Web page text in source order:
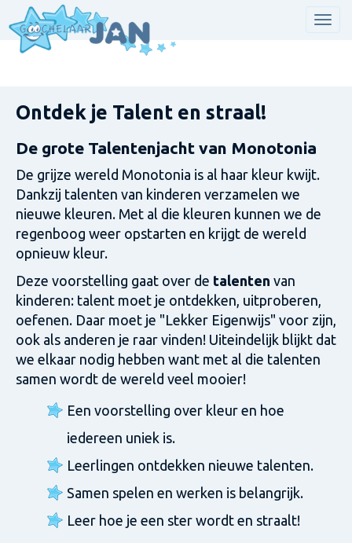
Ontdek je Talent en straal!
De grote Talentenjacht van Monotonia
De grijze wereld Monotonia is al haar kleur kwijt.
Dankzij talenten van kinderen verzamelen we
nieuwe kleuren. Met al die kleuren kunnen we de
regenboog weer opstarten en krijgt de wereld
opnieuw kleur.
Deze voorstelling gaat over de talenten van
kinderen: talent moet je ontdekken, uitproberen,
oefenen. Daar moet je "Lekker Eigenwijs" voor zijn,
ook als anderen je raar vinden! Uiteindelijk blijkt dat
we elkaar nodig hebben want met al die talenten
samen wordt de wereld veel mooier!
Een voorstelling over kleur en hoe
iedereen uniek is.
Leerlingen ontdekken nieuwe talenten.
Samen spelen en werken is belangrijk.
Leer hoe je een ster wordt en straalt!